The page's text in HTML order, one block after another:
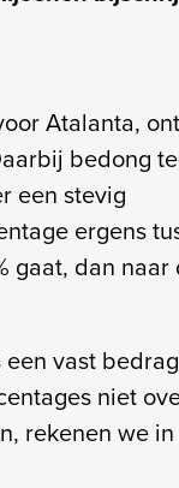
Atalanta,
bedong
een stevig
ergens
dan naar
vast
niet
rekenen we